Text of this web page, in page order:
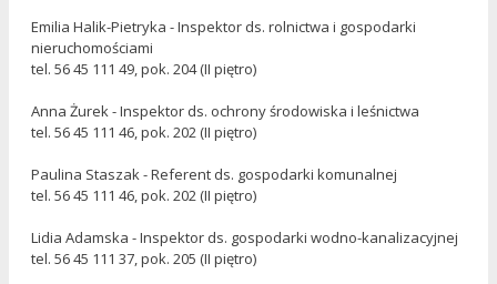
Emilia Halik-Pietryka - Inspektor ds. rolnictwa i gospodarki
nieruchomościami
tel. 56 45 111 49, pok. 204 (II piętro)
Anna Żurek - Inspektor ds. ochrony środowiska i leśnictwa
tel. 56 45 111 46, pok. 202 (II piętro)
Paulina Staszak - Referent ds. gospodarki komunalnej
tel. 56 45 111 46, pok. 202 (II piętro)
Lidia Adamska - Inspektor ds. gospodarki wodno-kanalizacyjnej
tel. 56 45 111 37, pok. 205 (II piętro)